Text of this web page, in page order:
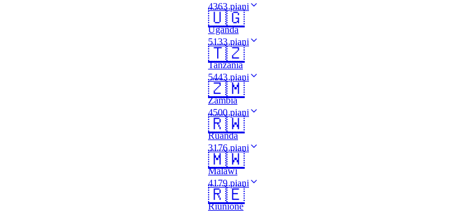
4363 piani
🇺🇬
Uganda
5133 piani
🇹🇿
Tanzania
5443 piani
🇿🇲
Zambia
4500 piani
🇷🇼
Ruanda
3176 piani
🇲🇼
Malawi
4179 piani
🇷🇪
Riunione